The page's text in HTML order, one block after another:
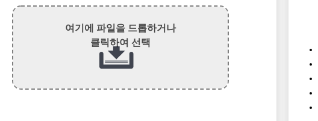
여기에 파일을 드롭하거나
클릭하여 선택